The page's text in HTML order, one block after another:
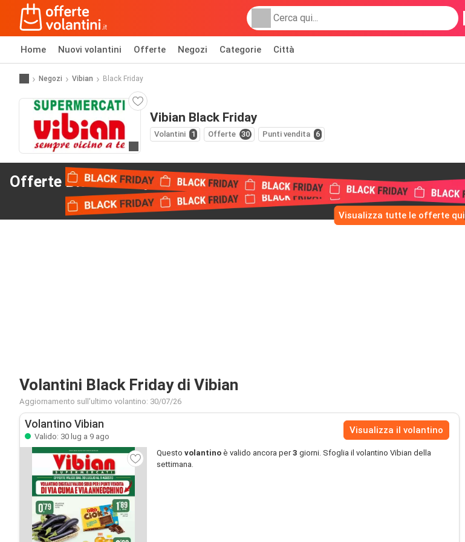
Home Nuovi volantini Offerte Negozi Categorie Città
Negozi Vibian Black Friday
Vibian Black Friday
Volantini 1 Offerte 30 Punti vendita 6
Offerte Black Friday da Vibian
Visualizza tutte le offerte qui
Volantini Black Friday di Vibian
Aggiornamento sull'ultimo volantino: 30/07/26
Volantino Vibian
Valido: 30 lug a 9 ago
Visualizza il volantino
Questo volantino è valido ancora per3 giorni. Sfoglia il volantino Vibian della
settimana.